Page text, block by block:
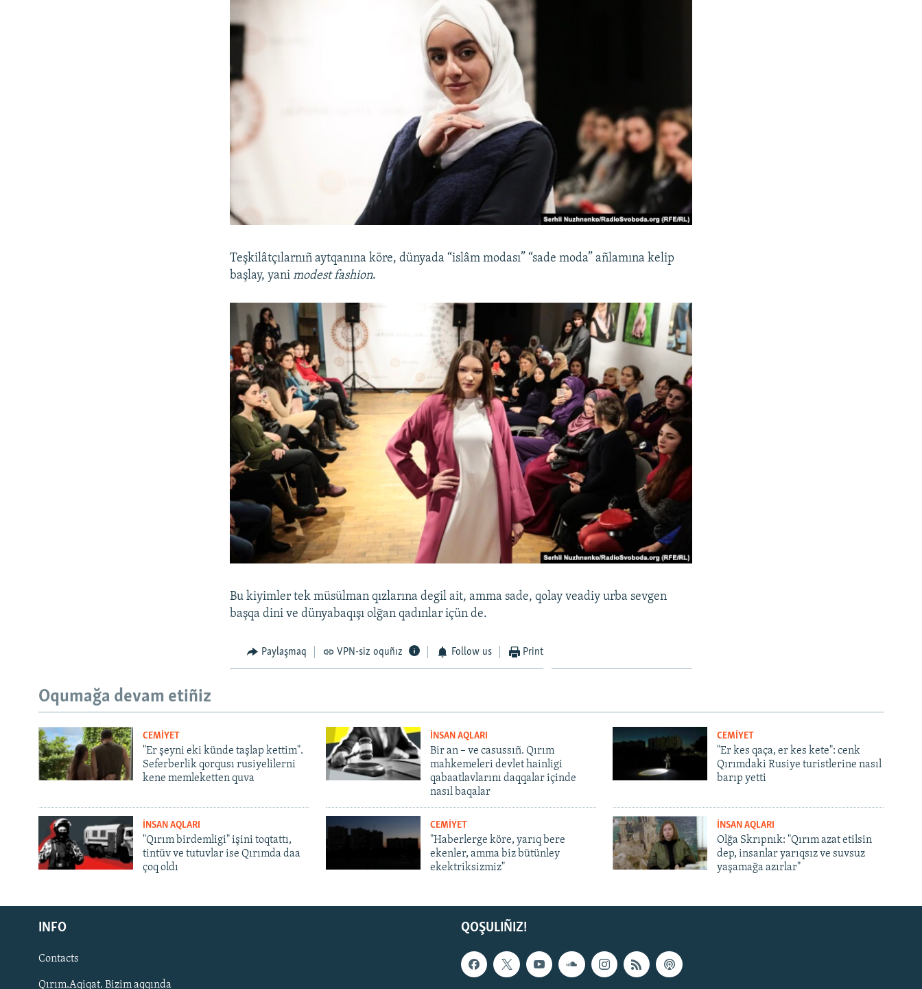
Русский
Українською
QOŞULIÑIZ!
Teşkilâtçılarnıñ aytqanına köre, dünyada “islâm modası” “sade moda” añlamına kelip
başlay, yanimodest fashion.
Bu kiyimler tek müsülman qızlarına degil ait, amma sade, qolay veadiy urba sevgen
başqa dini ve dünyabaqışı olğan qadınlar içün de.
Paylaşmaq VPN-siz oquñız Follow us Print
Oqumağa devam etiñiz
CEMİYET
"Er şeyni eki künde taşlap kettim".
Seferberlik qorqusı rusiyelilerni
kene memleketten quva
İNSAN AQLARI
Bir an – ve casussıñ. Qırım
mahkemeleri devlet hainligi
qabaatlavlarını daqqalar içinde
nasıl baqalar
CEMİYET
"Er kes qaça, er kes kete": cenk
Qırımdaki Rusiye turistlerine nasıl
barıp yetti
İNSAN AQLARI
"Qırım birdemligi" işini toqtattı,
tintüv ve tutuvlar ise Qırımda daa
çoq oldı
CEMİYET
"Haberlerge köre, yarıq bere
ekenler, amma biz bütünley
ekektriksizmiz"
İNSAN AQLARI
Olğa Skrıpnık: "Qırım azat etilsin
dep, insanlar yarıqsız ve suvsuz
yaşamağa azırlar"
QOŞULIÑIZ!
INFO
Contacts
Qırım.Aqiqat. Bizim aqqında